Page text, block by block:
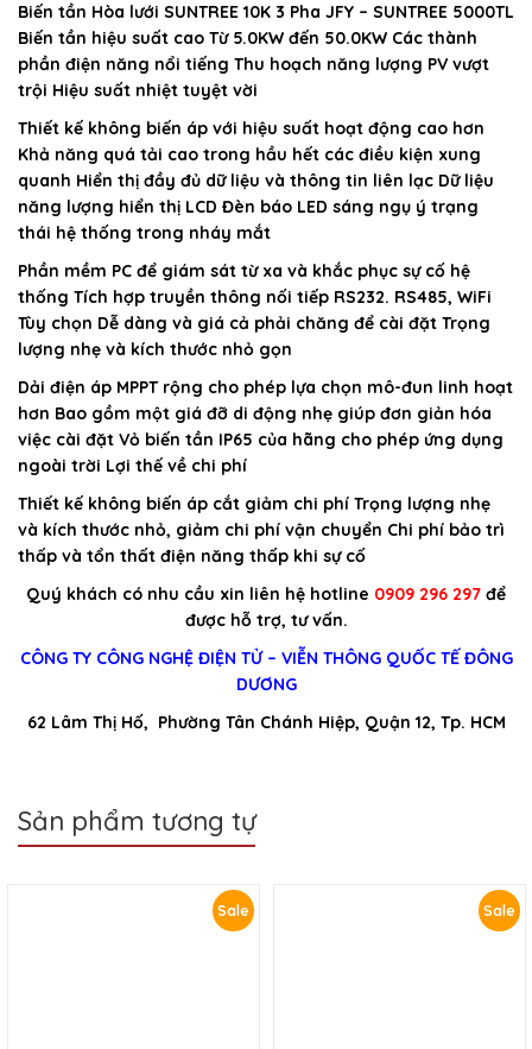
Biến tần Hòa lưới SUNTREE 10K 3 Pha JFY – SUNTREE 5000TL
Biến tần hiệu suất cao Từ 5.0KW đến 50.0KW Các thành
phần điện năng nổi tiếng Thu hoạch năng lượng PV vượt
trội Hiệu suất nhiệt tuyệt vời
Thiết kế không biến áp với hiệu suất hoạt động cao hơn
Khả năng quá tải cao trong hầu hết các điều kiện xung
quanh Hiển thị đầy đủ dữ liệu và thông tin liên lạc Dữ liệu
năng lượng hiển thị LCD Đèn báo LED sáng ngụ ý trạng
thái hệ thống trong nháy mắt
Phần mềm PC để giám sát từ xa và khắc phục sự cố hệ
thống Tích hợp truyền thông nối tiếp RS232. RS485, WiFi
Tùy chọn Dễ dàng và giá cả phải chăng để cài đặt Trọng
lượng nhẹ và kích thước nhỏ gọn
Dải điện áp MPPT rộng cho phép lựa chọn mô-đun linh hoạt
hơn Bao gồm một giá đỡ di động nhẹ giúp đơn giản hóa
việc cài đặt Vỏ biến tần IP65 của hãng cho phép ứng dụng
ngoài trời Lợi thế về chi phí
Thiết kế không biến áp cắt giảm chi phí Trọng lượng nhẹ
và kích thước nhỏ, giảm chi phí vận chuyển Chi phí bảo trì
thấp và tổn thất điện năng thấp khi sự cố
Quý khách có nhu cầu xin liên hệ hotline 0909 296 297 để
được hỗ trợ, tư vấn.
CÔNG TY CÔNG NGHỆ ĐIỆN TỬ – VIỄN THÔNG QUỐC TẾ ĐÔNG
DƯƠNG
62 Lâm Thị Hố, Phường Tân Chánh Hiệp, Quận 12, Tp. HCM
Sản phẩm tương tự
Sale Sale